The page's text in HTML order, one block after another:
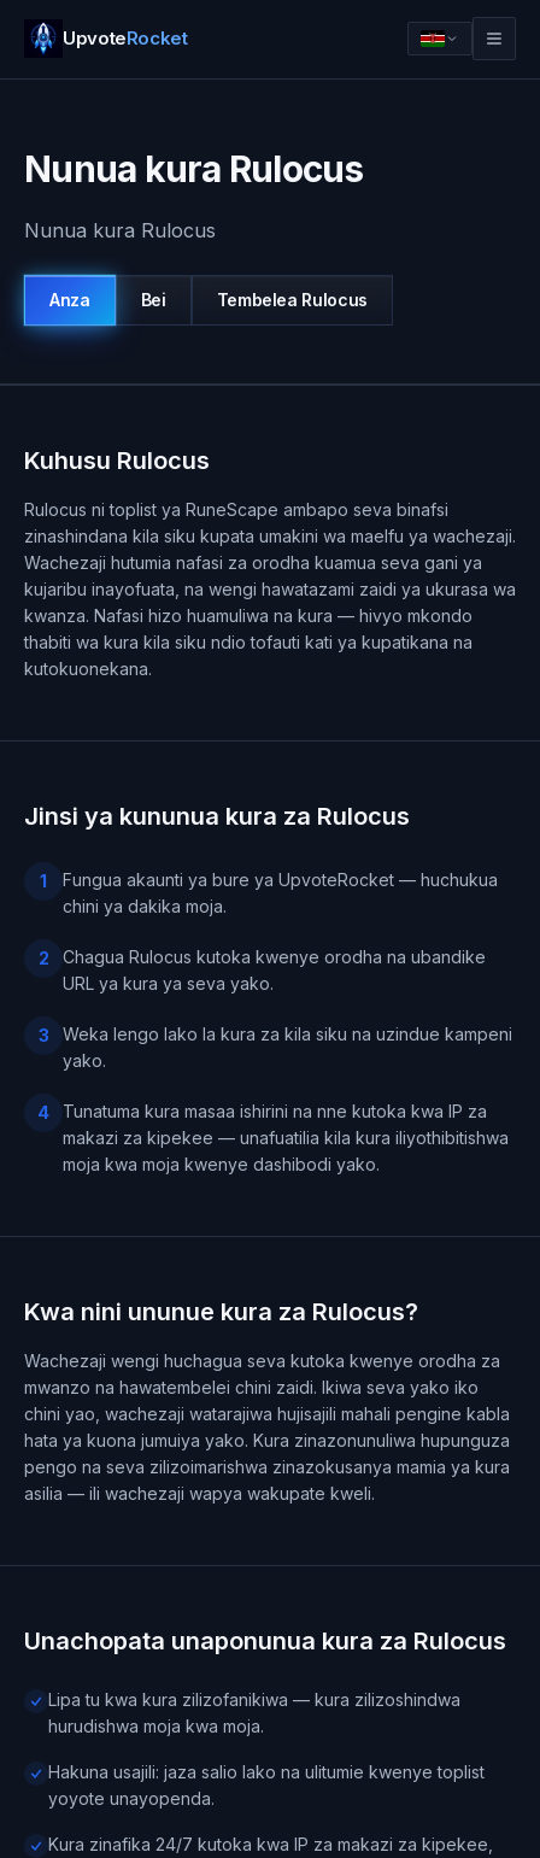
UpvoteRocket
Nunua kura Rulocus
Nunua kura Rulocus
Anza Bei Tembelea Rulocus
Kuhusu Rulocus
Rulocus ni toplist ya RuneScape ambapo seva binafsi
zinashindana kila siku kupata umakini wa maelfu ya wachezaji.
Wachezaji hutumia nafasi za orodha kuamua seva gani ya
kujaribu inayofuata, na wengi hawatazami zaidi ya ukurasa wa
kwanza. Nafasi hizo huamuliwa na kura — hivyo mkondo
thabiti wa kura kila siku ndio tofauti kati ya kupatikana na
kutokuonekana.
Jinsi ya kununua kura za Rulocus
1
Fungua akaunti ya bure ya UpvoteRocket — huchukua
chini ya dakika moja.
2
Chagua Rulocus kutoka kwenye orodha na ubandike
URL ya kura ya seva yako.
3
Weka lengo lako la kura za kila siku na uzindue kampeni
yako.
4
Tunatuma kura masaa ishirini na nne kutoka kwa IP za
makazi za kipekee — unafuatilia kila kura iliyothibitishwa
moja kwa moja kwenye dashibodi yako.
Kwa nini ununue kura za Rulocus?
Wachezaji wengi huchagua seva kutoka kwenye orodha za
mwanzo na hawatembelei chini zaidi. Ikiwa seva yako iko
chini yao, wachezaji watarajiwa hujisajili mahali pengine kabla
hata ya kuona jumuiya yako. Kura zinazonunuliwa hupunguza
pengo na seva zilizoimarishwa zinazokusanya mamia ya kura
asilia — ili wachezaji wapya wakupate kweli.
Unachopata unaponunua kura za Rulocus
Lipa tu kwa kura zilizofanikiwa — kura zilizoshindwa
hurudishwa moja kwa moja.
Hakuna usajili: jaza salio lako na ulitumie kwenye toplist
yoyote unayopenda.
Kura zinafika 24/7 kutoka kwa IP za makazi za kipekee,